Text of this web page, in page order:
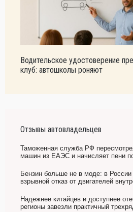
Водительское удостоверение
клуб: автошколы роняют
Отзывы автовладельцев
Таможенная служба РФ
машин из ЕАЭС и начисляет пени
Бензин больше не в моде: в России
взрывной отказ от двигателей
Надежнее китайцев и доступнее
регионы завезли практичный